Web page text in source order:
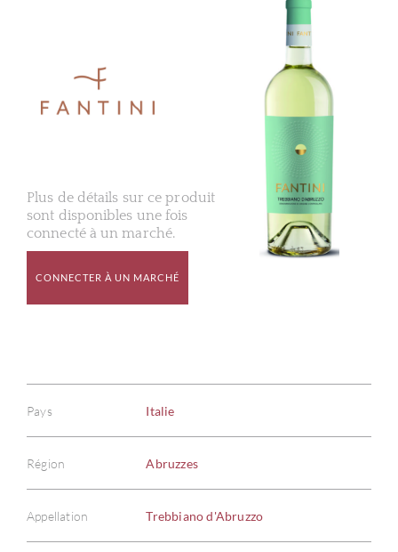
Plus de détails sur ce produit
sont disponibles une fois
connecté à un marché.
CONNECTER À UN MARCHÉ
Pays Italie
Région Abruzzes
Appellation Trebbiano d'Abruzzo